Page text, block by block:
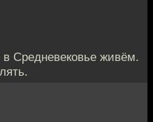
Средневековье живём.